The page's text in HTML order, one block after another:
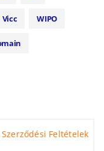
Vicc WIPO
Feltételek